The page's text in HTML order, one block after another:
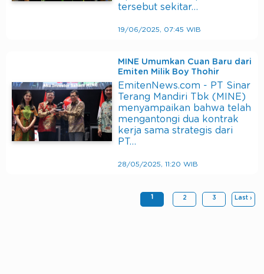
tersebut sekitar…
19/06/2025, 07:45 WIB
MINE Umumkan Cuan Baru dari
Emiten Milik Boy Thohir
EmitenNews.com - PT Sinar
Terang Mandiri Tbk (MINE)
menyampaikan bahwa telah
mengantongi dua kontrak
kerja sama strategis dari
PT…
28/05/2025, 11:20 WIB
1 2 3 Last ›